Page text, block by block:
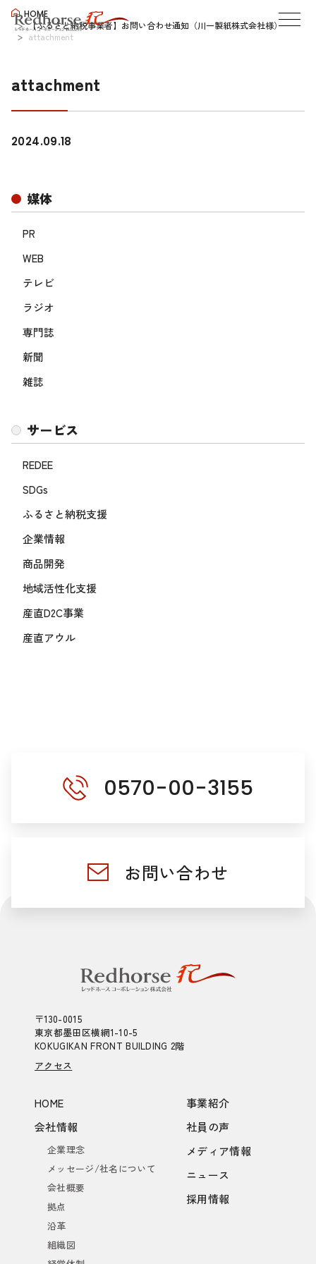
HOME
【ふるさと納税事業者】お問い合わせ通知（川一製紙株式会社様）
attachment
attachment
媒体
PR
WEB
テレビ
ラジオ
専門誌
新聞
雑誌
サービス
REDEE
SDGs
ふるさと納税支援
企業情報
商品開発
地域活性化支援
産直D2C事業
産直アウル
2024.09.18
0570-00-3155
お問い合わせ
〒130-0015
東京都墨田区横網1-10-5
KOKUGIKAN FRONT BUILDING 2階
アクセス
HOME
会社情報
企業理念
メッセージ/社名について
会社概要
拠点
沿革
組織図
事業紹介
社員の声
メディア情報
ニュース
採用情報